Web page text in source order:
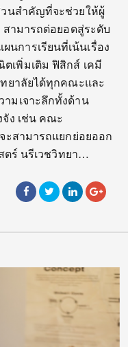
วนสำคัญที่จะช่วยให้ผู้
สามารถต่อยอดสู่ระดับ
การเรียนที่เน้นเรื่อง
เพิ่มเติม ฟิสิกส์ เคมี
ยาลัยได้ทุกคณะและ
มเจาะลึกทั้งด้าน
ง เช่น คณะ
ะสามารถแยกย่อยออก
ตร์ นรีเวชวิทยา…